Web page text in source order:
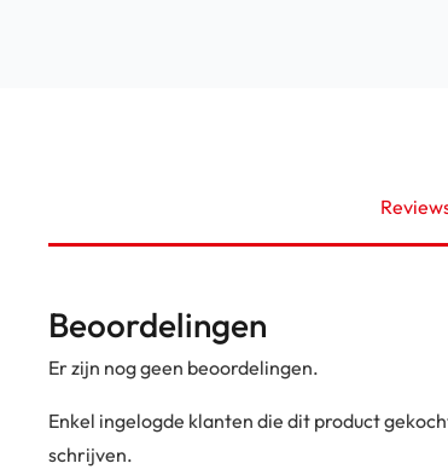
Beoordelingen
Er zijn nog geen beoordelingen.
Enkel ingelogde klanten die dit product
schrijven.